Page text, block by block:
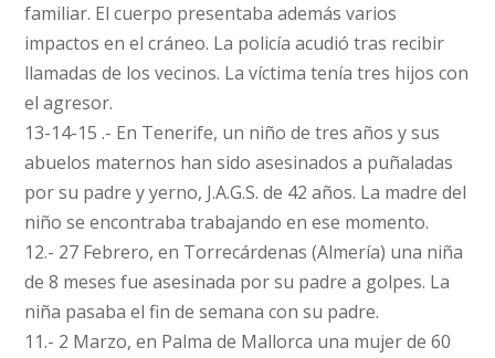
familiar. El cuerpo presentaba además varios
impactos en el cráneo. La policía acudió tras recibir
llamadas de los vecinos. La víctima tenía tres hijos con
el agresor.
13-14-15 .- En Tenerife, un niño de tres años y sus
abuelos maternos han sido asesinados a puñaladas
por su padre y yerno, J.A.G.S. de 42 años. La madre del
niño se encontraba trabajando en ese momento.
12.- 27 Febrero, en Torrecárdenas (Almería) una niña
de 8 meses fue asesinada por su padre a golpes. La
niña pasaba el fin de semana con su padre.
11.- 2 Marzo, en Palma de Mallorca una mujer de 60